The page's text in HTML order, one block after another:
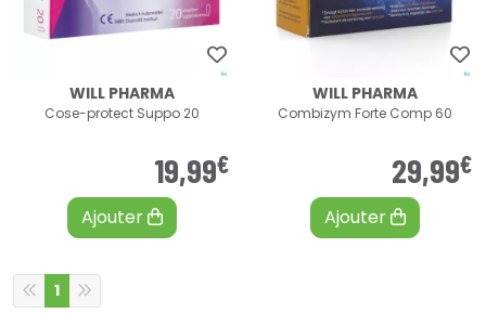
WILL PHARMA
Cose-protect Suppo 20
19,99€
Ajouter
WILL PHARMA
Combizym Forte Comp 60
29,99€
Ajouter
1